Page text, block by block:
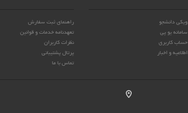
ویکی دانشجو
سامانه یو پی
حساب کاربری
اطلاعیه و اخبار
راهنمای ثبت سفارش
تعهدنامه خدمات و قوانین
نظرات کاربران
پرتال پشتیبانی
تماس با ما